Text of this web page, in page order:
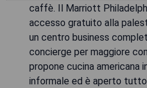
caffè. Il Marriott
accesso gratuito alla
un centro business
concierge per maggiore
propone cucina americana
informale ed è aperto